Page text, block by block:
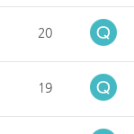
20
19